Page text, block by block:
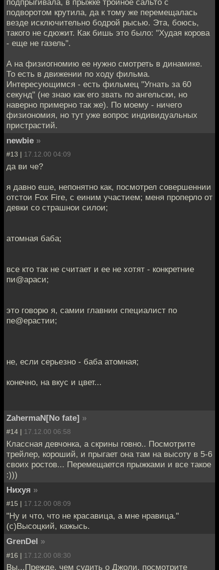
подпрыгивала, в прыжке тройное сальто с
подворотом крутила, да к тому же перемещалась
везде исключительно бодрой рысью. Эта, боюсь,
такого не сдюжит. Как бишь это было: "Худая корова
- еще не газель".
А на физиогномию ее нужно смотреть в динамике.
То есть в движении по ходу фильма.
Интересующимся - есть фильмец "Угнать за 60
секунд" (не знаю как его звать по ангельски, но
наверно примерно так же). По моему - ничего
физиономия, но тут уже вопрос индивидуальных
пристрастий.
newbie »
#13 | 17.12.00 04:09
да ви че?
я давно еше, непонятно как, посмотрел совершеннии
отстои Fox Fire, с еиним участием; меня проперло от
девки со страшнои силои;
атомная баба;
все кто так не считает и ее не хотят - конкретние
пи@араси;
это говорю я, самии главнии специалист по
пе@ерастии;
не, если серьезно - баба атомная;
конечно, на вкус и цвет...
ZahermaN[No fate] »
#14 | 17.12.00 06:58
Классная девчонка, а скрины говно.. Посмотрите
трейлер, короший, и прыгает она там на высоту в 5-6
своих ростов... Перемещается прыжками и все такое
:)))
Нихуя »
#15 | 17.12.00 08:09
"Ну и что, что не красавица, а мне нравица."
(с)Высоцкий, кажысь.
GrenDel »
#16 | 17.12.00 08:30
Вы...Прежде, чем судить о Джоли, посмотрите